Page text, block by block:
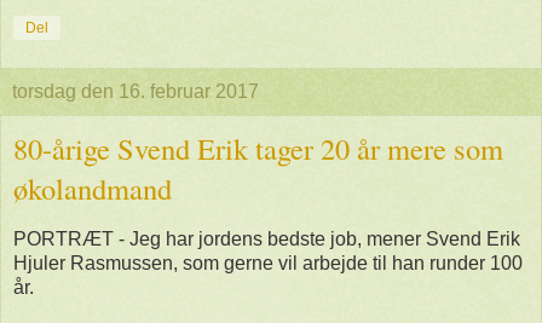
Del
torsdag den 16. februar 2017
80-årige Svend Erik tager 20 år mere som
økolandmand
PORTRÆT - Jeg har jordens bedste job, mener Svend Erik
Hjuler Rasmussen, som gerne vil arbejde til han runder 100
år.